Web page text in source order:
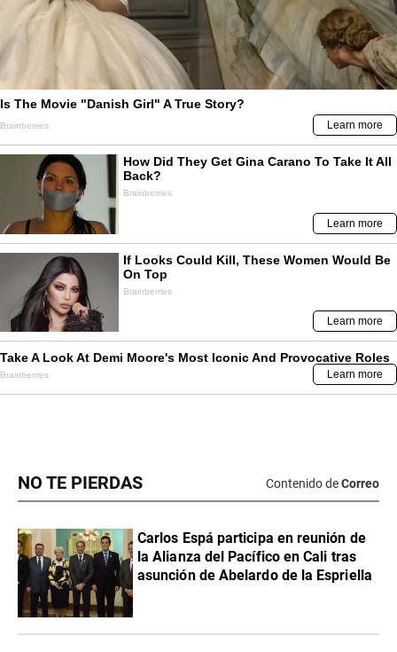
NO TE PIERDAS Contenido deCorreo
Carlos Espá participa en reunión de
la Alianza del Pacífico en Cali tras
asunción de Abelardo de la Espriella